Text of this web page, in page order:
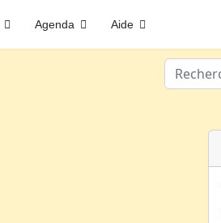
Agenda Aide
Valider